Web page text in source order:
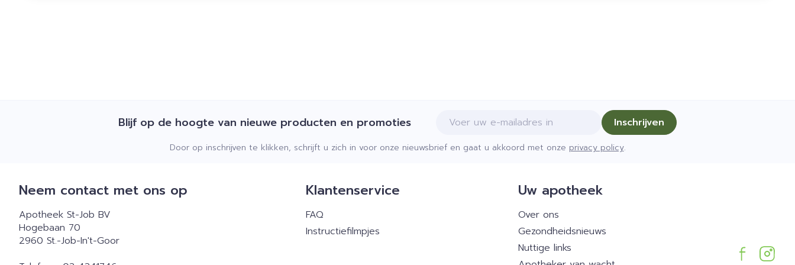
Blijf op de hoogte van nieuwe producten en promoties E-mail adres Inschrijven
Door op inschrijven te klikken, schrijft u zich in voor onze nieuwsbrief en gaat u akkoord met onze privacy policy.
Neem contact met ons op
Apotheek St-Job BV
Hogebaan 70
2960 St.-Job-In't-Goor
Klantenservice
FAQ
Instructiefilmpjes
Uw apotheek
Over ons
Gezondheidsnieuws
Nuttige links